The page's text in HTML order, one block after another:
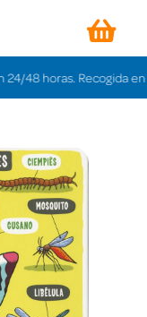
horas. Recogida en